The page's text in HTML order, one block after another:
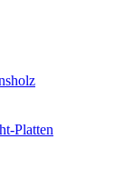
Platten